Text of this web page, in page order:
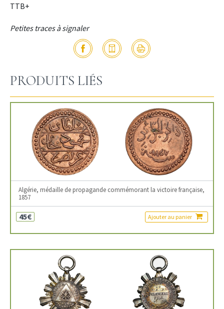
TTB+
Petites traces à signaler
PRODUITS LIÉS
Algérie, médaille de propagande commémorant la victoire française,
1857
45€ Ajouter au panier